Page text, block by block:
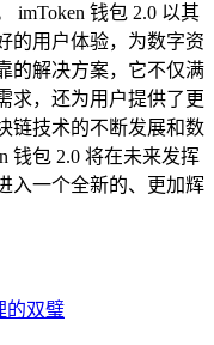
imToken 钱包 2.0 以其
的用户体验，为数字资
的解决方案，它不仅满
求，还为用户提供了更
链技术的不断发展和数
钱包 2.0 将在未来发挥
入一个全新的、更加辉
的双璧